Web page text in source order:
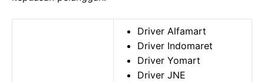
Driver Alfamart
Driver Indomaret
Driver Yomart
Driver JNE